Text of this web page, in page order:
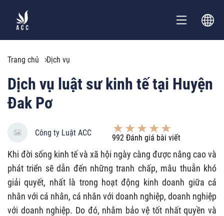
Trang chủ Dịch vụ
Dịch vụ luật sư kinh tế tại Huyện
Đak Pơ
Công ty Luật ACC
992 Đánh giá bài viết
Khi đời sống kinh tế và xã hội ngày càng được nâng cao và
phát triển sẽ dẫn đến những tranh chấp, mâu thuẫn khó
giải quyết, nhất là trong hoạt động kinh doanh giữa cá
nhân với cá nhân, cá nhân với doanh nghiệp, doanh nghiệp
với doanh nghiệp. Do đó, nhằm bảo vệ tốt nhất quyền và